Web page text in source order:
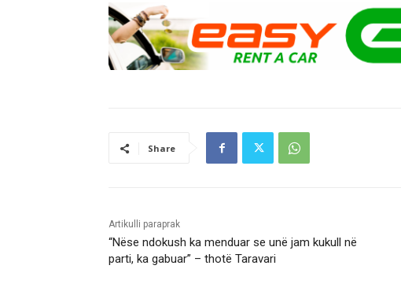
Share
Artikulli paraprak
“Nëse ndokush ka menduar se unë jam kukull në
parti, ka gabuar” – thotë Taravari